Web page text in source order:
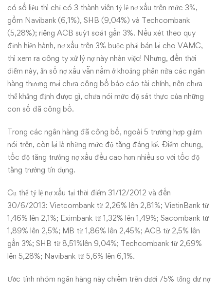
có số liệu thì chỉ có 3 thành viên tỷ lệ nợ xấu trên mức 3%,
gồm Navibank (6,1%), SHB (9,04%) và Techcombank
(5,28%); riêng ACB suýt soát gần 3%. Nếu xét theo quy
định hiện hành, nợ xấu trên 3% buộc phải bán lại cho VAMC,
thì xem ra công ty xử lý nợ này nhàn việc! Nhưng, đến thời
điểm này, ẩn số nợ xấu vẫn nằm ở khoảng phân nửa các ngân
hàng thương mại chưa công bố báo cáo tài chính, nên chưa
thể khẳng định được gì, chưa nói mức độ sát thực của những
con số đã công bố.
Trong các ngân hàng đã công bố, ngoài 5 trường hợp giảm
nói trên, còn lại là những mức độ tăng đáng kể. Điểm chung,
tốc độ tăng trưởng nợ xấu đều cao hơn nhiều so với tốc độ
tăng trưởng tín dụng.
Cụ thể tỷ lệ nợ xấu tại thời điểm 31/12/2012 và đến
30/6/2013: Vietcombank từ 2,26% lên 2,81%; VietinBank từ
1,46% lên 2,1%; Eximbank từ 1,32% lên 1,49%; Sacombank từ
1,89% lên 2,5%; MB từ 1,86% lên 2,45%; ACB từ 2,5% lên
gần 3%; SHB từ 8,51%lên 9,04%; Techcombank từ 2,69%
lên 5,28%; Navibank từ 5,6% lên 6,1%.
Ước tính nhóm ngân hàng này chiếm trên dưới 75% tổng dư nợ